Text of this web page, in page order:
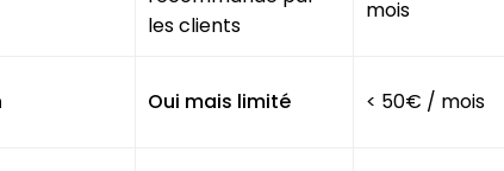
les clients
mois
Oui mais limité < 50€ / mois